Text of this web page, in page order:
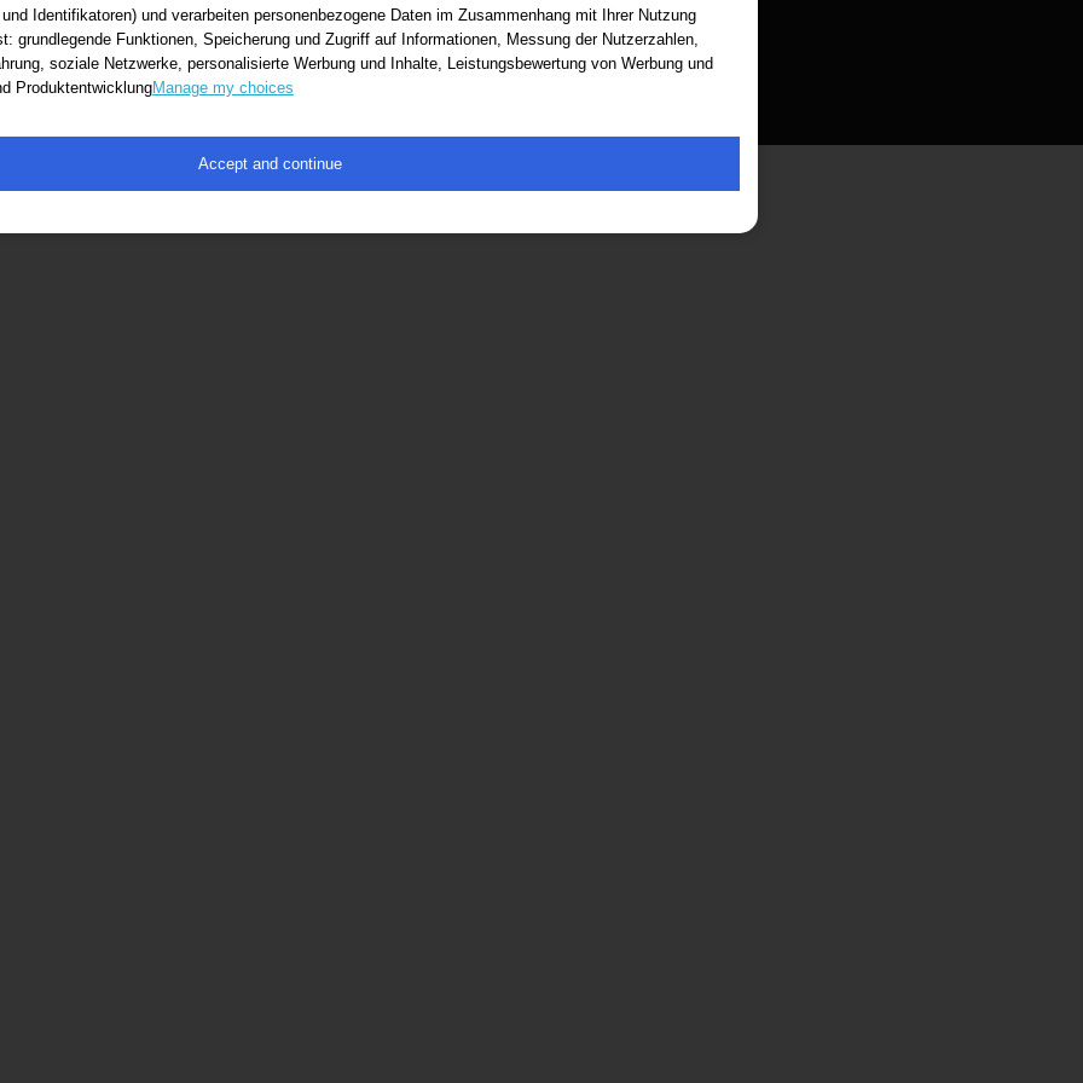
Identifikatoren) und verarbeiten personenbezogene Daten im Zusammenhang mit Ihrer Nutzung
grundlegende Funktionen, Speicherung und Zugriff auf Informationen, Messung der Nutzerzahlen,
soziale Netzwerke, personalisierte Werbung und Inhalte, Leistungsbewertung von Werbung und
ProduktentwicklungManage my choices
Accept and continue
found